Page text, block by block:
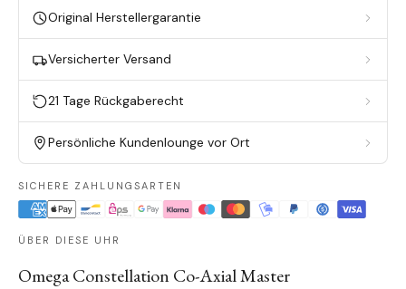
Original Herstellergarantie
Versicherter Versand
21 Tage Rückgaberecht
Persönliche Kundenlounge vor Ort
SICHERE ZAHLUNGSARTEN
ÜBER DIESE UHR
Omega Constellation Co-Axial Master